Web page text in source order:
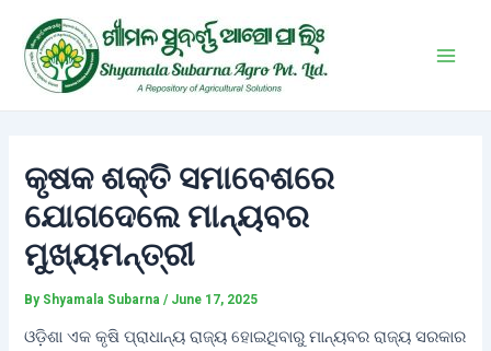
content
କୃଷକ ଶକ୍ତି ସମାବେଶରେ
ଯୋଗଦେଲେ ମାନ୍ୟବର
ମୁଖ୍ୟମନ୍ତ୍ରୀ
By Shyamala Subarna/ June 17, 2025
ଓଡ଼ିଶା ଏକ କୃଷି ପ୍ରାଧାନ୍ୟ ରାଜ୍ୟ ହୋଇଥିବାରୁ ମାନ୍ୟବର ରାଜ୍ୟ ସରକାର
navigation